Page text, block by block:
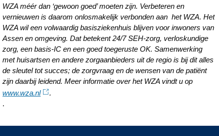
WZA méér dan ‘gewoon goed’ moeten zijn. Verbeteren en
vernieuwen is daarom onlosmakelijk verbonden aan het WZA. Het
WZA wil een volwaardig basisziekenhuis blijven voor inwoners van
Assen en omgeving. Dat betekent 24/7 SEH-zorg, verloskundige
zorg, een basis-IC en een goed toegeruste OK. Samenwerking
met huisartsen en andere zorgaanbieders uit de regio is bij dit alles
de sleutel tot succes; de zorgvraag en de wensen van de patiënt
zijn daarbij leidend. Meer informatie over het WZA vindt u op
www.wza.nl
.
.